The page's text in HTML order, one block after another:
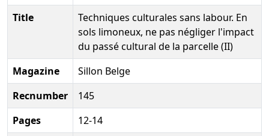
Title
Techniques culturales sans labour. En
sols limoneux, ne pas négliger l'impact
du passé cultural de la parcelle (II)
Magazine
Sillon Belge
Recnumber
145
Pages
12-14